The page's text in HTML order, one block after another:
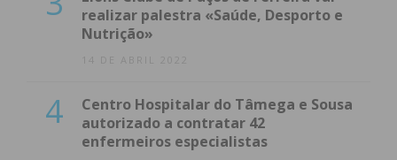
realizar palestra «Saúde, Desporto e
Nutrição»
14 DE ABRIL 2022
4
Centro Hospitalar do Tâmega e Sousa
autorizado a contratar 42
enfermeiros especialistas